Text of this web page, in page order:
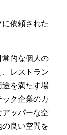
依頼された
的な個人の
レストラン
途を満たす場
ク企業のカ
アッパーな空
の良い空間を